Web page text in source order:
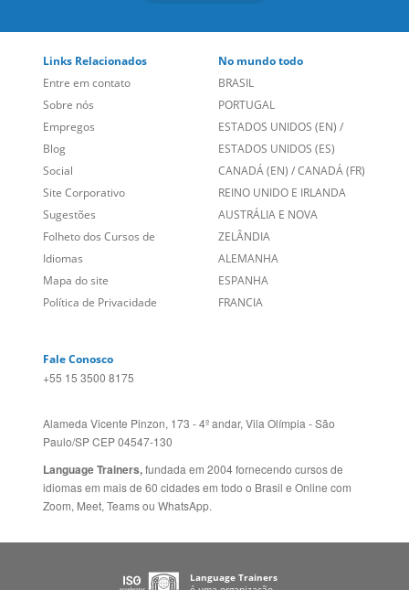
Links Relacionados
Entre em contato
Sobre nós
Empregos
Blog
Social
Site Corporativo
Sugestões
Folheto dos Cursos de
Idiomas
Mapa do site
Política de Privacidade
No mundo todo
BRASIL
PORTUGAL
ESTADOS UNIDOS (EN) /
ESTADOS UNIDOS (ES)
CANADÁ (EN) /CANADÁ (FR)
REINO UNIDO E IRLANDA
AUSTRÁLIA E NOVA
ZELÂNDIA
ALEMANHA
ESPANHA
FRANCIA
Fale Conosco
+55 15 3500 8175
Alameda Vicente Pinzon, 173 - 4º andar, Vila Olímpia - São
Paulo/SP CEP 04547-130
Language Trainers,fundada em 2004 fornecendo cursos de
idiomas em mais de 60 cidades em todo o Brasil e Online com
Zoom, Meet, Teams ou WhatsApp.